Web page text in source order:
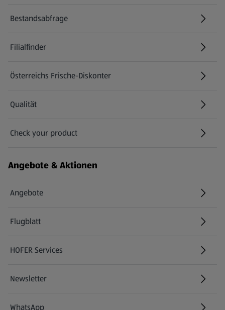
Bestandsabfrage
(öffnet in einem neuen Tab)
Filialfinder
Österreichs Frische-Diskonter
Qualität
Check your product
(öffnet in einem neuen Tab)
Angebote & Aktionen
Angebote
Flugblatt
HOFER Services
Newsletter
WhatsApp